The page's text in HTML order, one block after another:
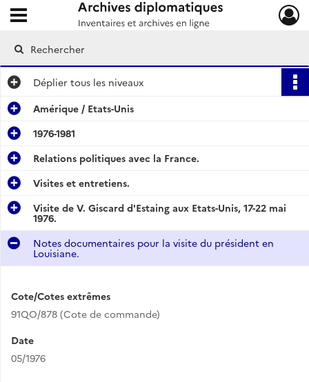
Archives diplomatiques
Ouvrir le menu déroulant
Déplier tous les niveaux
Amérique / Etats-Unis
1976-1981
Relations politiques avec la France.
Visites et entretiens.
Visite de V. Giscard d'Estaing aux Etats-Unis, 17-22 mai
1976.
Notes documentaires pour la visite du président en
Louisiane.
Cote/Cotes extrêmes
91QO/878 (Cote de commande)
Date
05/1976